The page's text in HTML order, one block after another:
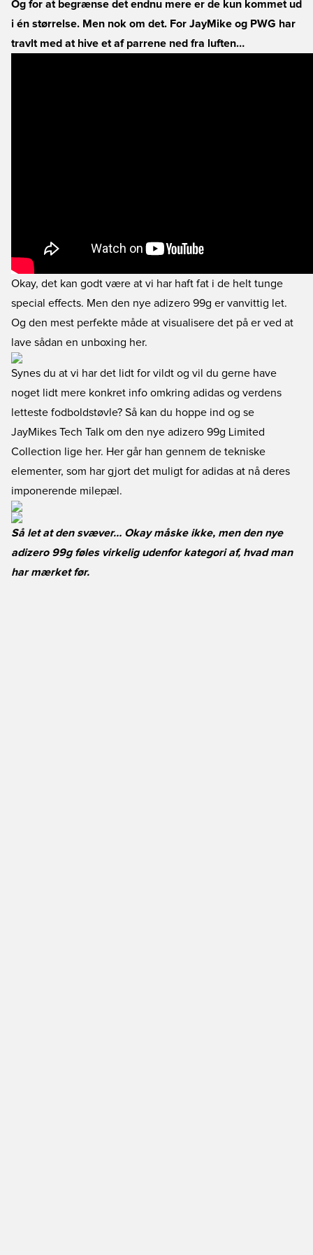
Og for at begrænse det endnu mere er de kun kommet ud
i én størrelse. Men nok om det. For JayMike og PWG har
travlt med at hive et af parrene ned fra luften…
Okay, det kan godt være at vi har haft fat i de helt tunge
special effects. Men den nye adizero 99g er vanvittig let.
Og den mest perfekte måde at visualisere det på er ved at
lave sådan en unboxing her.
Synes du at vi har det lidt for vildt og vil du gerne have
noget lidt mere konkret info omkring adidas og verdens
letteste fodboldstøvle? Så kan du hoppe ind og se
JayMikes Tech Talk om den nye adizero 99g Limited
Collection lige her. Her går han gennem de tekniske
elementer, som har gjort det muligt for adidas at nå deres
imponerende milepæl.
Så let at den svæver… Okay måske ikke, men den nye
adizero 99g føles virkelig udenfor kategori af, hvad man
har mærket før.